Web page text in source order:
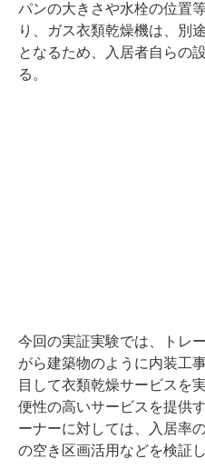
パンの大きさや水栓の位置
り、ガス衣類乾燥機は、別
となるため、入居者自らの
る。
今回の実証実験では、トレ
がら建築物のように内装工
目して衣類乾燥サービスを
便性の高いサービスを提供
ーナーに対しては、入居率
の空き区画活用などを検証し